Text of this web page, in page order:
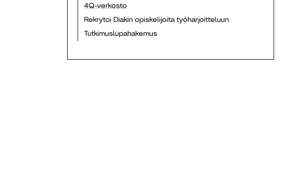
4Q-verkosto
Rekrytoi Diakin opiskelijoita työharjoitteluun
Tutkimuslupahakemus